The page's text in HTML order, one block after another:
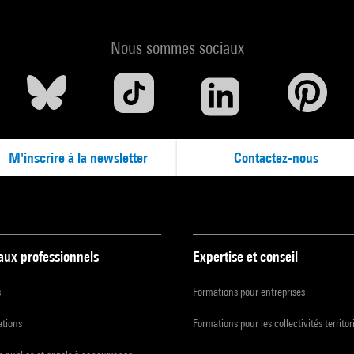
Nous sommes sociaux
M'inscrire à la newsletter Contactez-nous
professionnels Expertise et conseil
Formations pour entreprises
Formations pour les collectivités